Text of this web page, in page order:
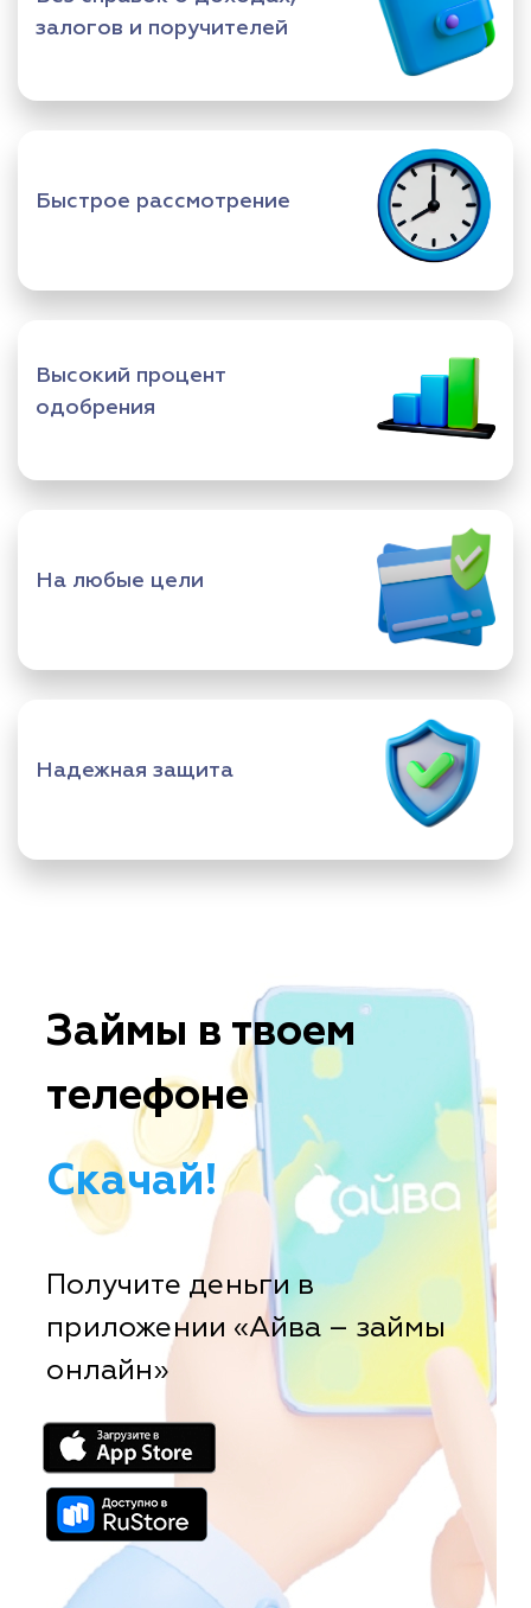
залогов и поручителей
Быстрое рассмотрение
Высокий процент
одобрения
На любые цели
Надежная защита
Займы в твоем
телефоне
Скачай!
Получите деньги в
приложении «Айва – займы
онлайн»